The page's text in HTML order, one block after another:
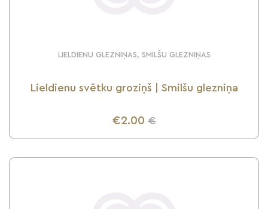
LIELDIENU GLEZNIŅAS, SMILŠU GLEZNIŅAS
Lieldienu svētku groziņš | Smilšu glezniņa
€2.00 €
UZZINI VAIRĀK